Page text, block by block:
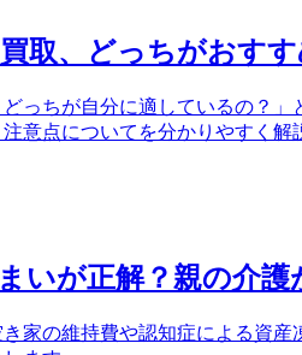
取、どっちがおすす
っちが自分に適しているの？
意点についてを分かりやすく解
いが正解？親の介
家の維持費や認知症による資